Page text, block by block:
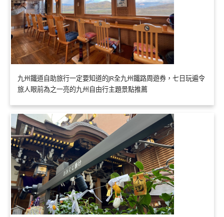
九州鐵道自助旅行一定要知道的JR全九州鐵路周遊券，七日玩遍令
旅人眼前為之一亮的九州自由行主題景點推薦